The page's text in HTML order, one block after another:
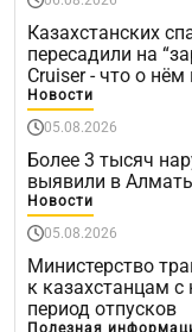
Казахстанских
пересадили на
Cruiser - что о нём
Новости
05.08.2026
Более 3 тысяч
выявили в
Новости
05.08.2026
Министерство
к казахстанцам
период отпусков
Полезная